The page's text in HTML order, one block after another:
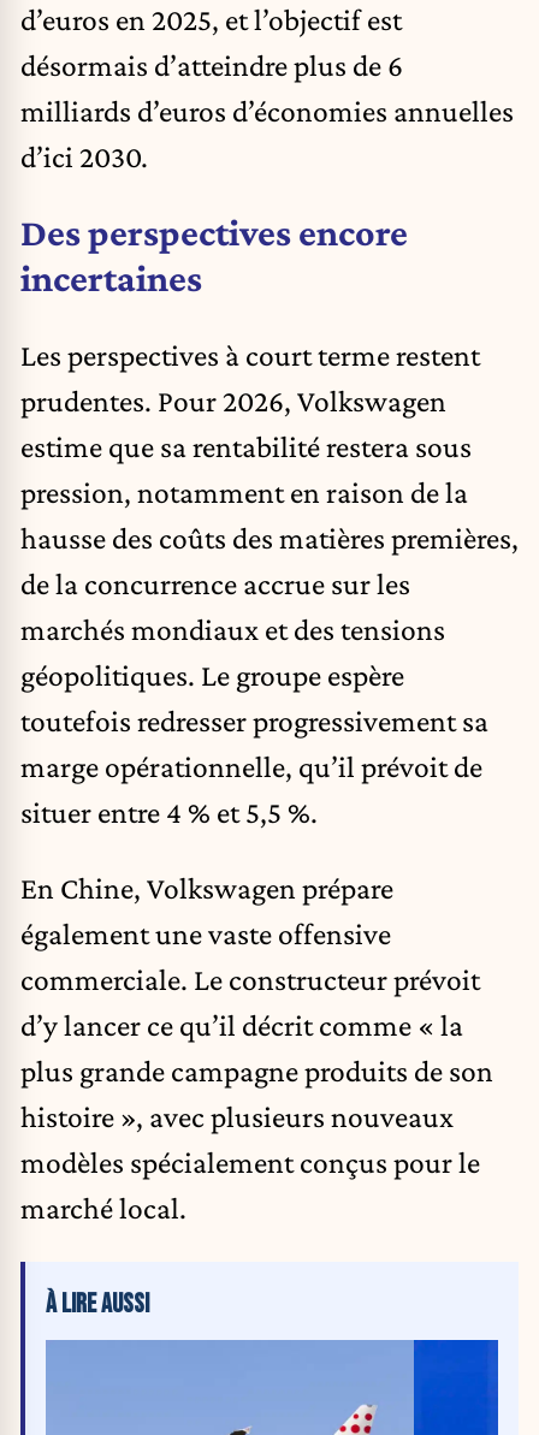
d’euros en 2025, et l’objectif est
désormais d’atteindre plus de 6
milliards d’euros d’économies annuelles
d’ici 2030.
Des perspectives encore
incertaines
Les perspectives à court terme restent
prudentes. Pour 2026, Volkswagen
estime que sa rentabilité restera sous
pression, notamment en raison de la
hausse des coûts des matières premières,
de la concurrence accrue sur les
marchés mondiaux et des tensions
géopolitiques. Le groupe espère
toutefois redresser progressivement sa
marge opérationnelle, qu’il prévoit de
situer entre 4 % et 5,5 %.
En Chine, Volkswagen prépare
également une vaste offensive
commerciale. Le constructeur prévoit
d’y lancer ce qu’il décrit comme « la
plus grande campagne produits de son
histoire », avec plusieurs nouveaux
modèles spécialement conçus pour le
marché local.
À LIRE AUSSI